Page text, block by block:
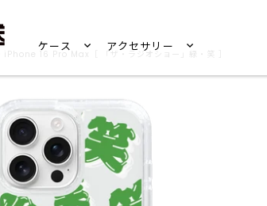
ケース アクセサリー
16 Pro Max［ 「ザ・ラジオショー」緑・笑 ］